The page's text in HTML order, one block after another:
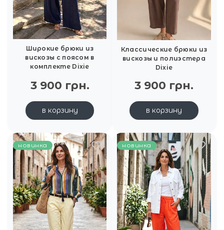
Широкие брюки из
вискозы с поясом в
комплекте Dixie
3 900 грн.
в корзину
Классические брюки из
вискозы и полиэстера
Dixie
3 900 грн.
в корзину
новинка новинка